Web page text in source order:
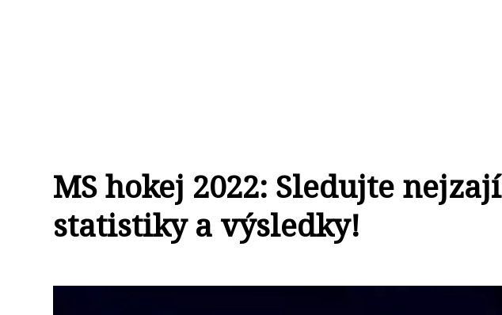
MS hokej 2022: Sledujte
statistiky a výsledky!